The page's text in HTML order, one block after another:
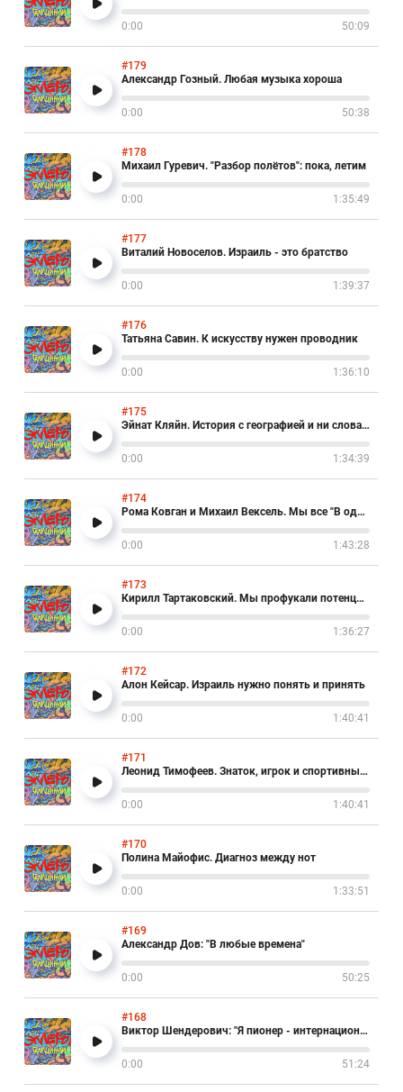
0:00 50:09
#179
Александр Гозный. Любая музыка хороша
0:00 50:38
#178
Михаил Гуревич. "Разбор полётов": пока, летим
0:00 1:35:49
#177
Виталий Новоселов. Израиль - это братство
0:00 1:39:37
#176
Татьяна Савин. К искусству нужен проводник
0:00 1:36:10
#175
Эйнат Кляйн. История с географией и ни слова о вине
0:00 1:34:39
#174
Рома Ковган и Михаил Вексель. Мы все "В одной лодке"
0:00 1:43:28
#173
Кирилл Тартаковский. Мы профукали потенциал новой алии
0:00 1:36:27
#172
Алон Кейсар. Израиль нужно понять и принять
0:00 1:40:41
#171
Леонид Тимофеев. Знаток, игрок и спортивный пророк
0:00 1:40:41
#170
Полина Майофис. Диагноз между нот
0:00 1:33:51
#169
Александр Дов: "В любые времена"
0:00 50:25
#168
Виктор Шендерович: "Я пионер - интернационалист!"
0:00 51:24